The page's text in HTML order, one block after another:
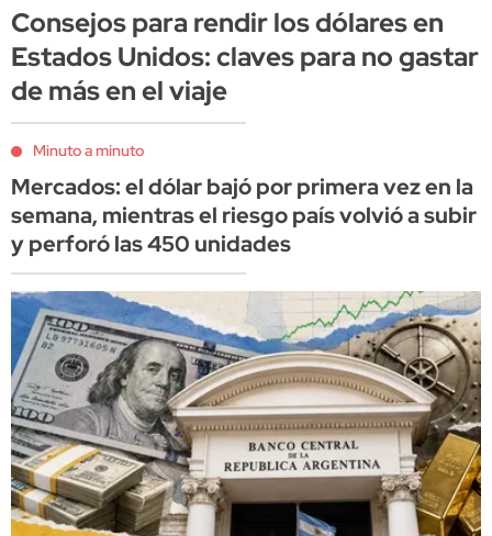
Consejos para rendir los dólares en
Estados Unidos: claves para no gastar
de más en el viaje
Minuto a minuto
Mercados: el dólar bajó por primera vez en la
semana, mientras el riesgo país volvió a subir
y perforó las 450 unidades